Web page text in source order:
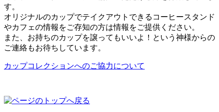
す。
オリジナルのカップでテイクアウトできるコーヒースタンド
やカフェの情報をご存知の方は情報をご提供ください。
また、お持ちのカップを譲ってもいいよ！という神様からの
ご連絡もお待ちしています。
カップコレクションへのご協力について